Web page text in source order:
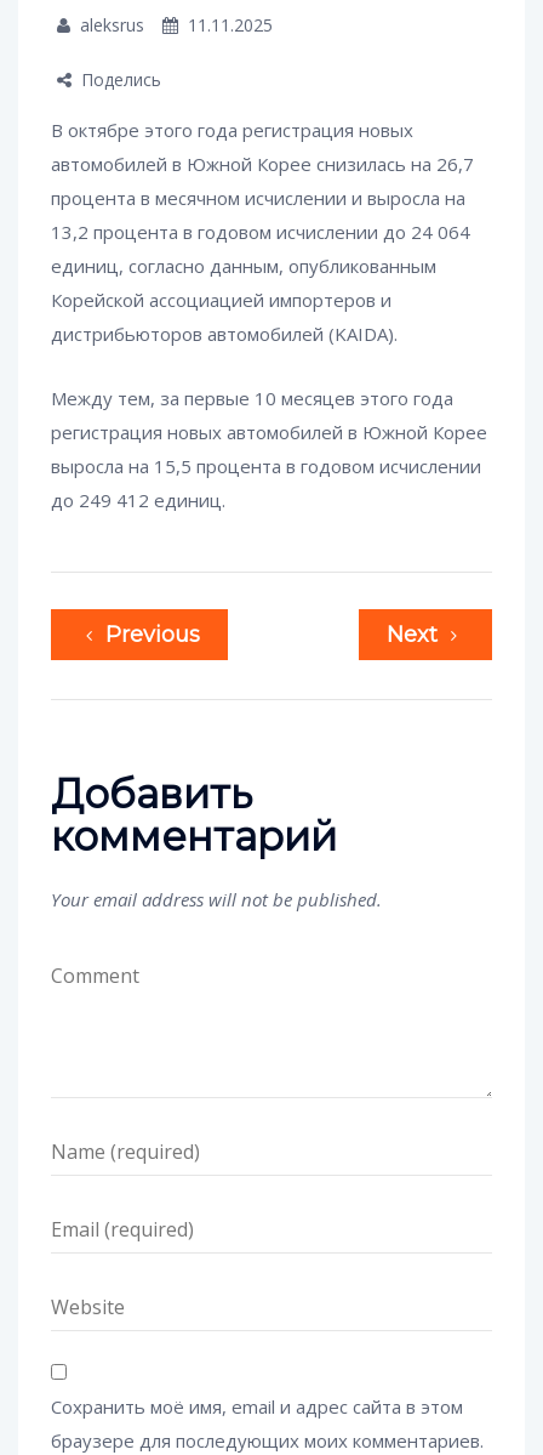
aleksrus 11.11.2025
Поделись
В октябре этого года регистрация новых
автомобилей в Южной Корее снизилась на 26,7
процента в месячном исчислении и выросла на
13,2 процента в годовом исчислении до 24 064
единиц, согласно данным, опубликованным
Корейской ассоциацией импортеров и
дистрибьюторов автомобилей (KAIDA).
Между тем, за первые 10 месяцев этого года
регистрация новых автомобилей в Южной Корее
выросла на 15,5 процента в годовом исчислении
до 249 412 единиц.
Previous Next
Добавить
комментарий
Your email address will not be published.
Сохранить моё имя, email и адрес сайта в этом
браузере для последующих моих комментариев.